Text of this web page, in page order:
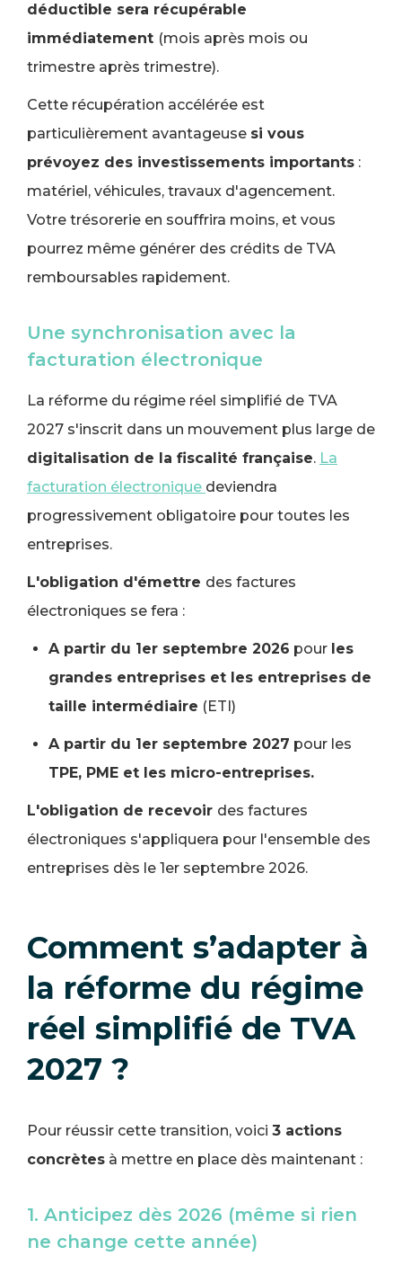
déductible sera récupérable
immédiatement (mois après mois ou
trimestre après trimestre).
Cette récupération accélérée est
particulièrement avantageuse si vous
prévoyez des investissements importants :
matériel, véhicules, travaux d'agencement.
Votre trésorerie en souffrira moins, et vous
pourrez même générer des crédits de TVA
remboursables rapidement.
Une synchronisation avec la
facturation électronique
La réforme du régime réel simplifié de TVA
2027 s'inscrit dans un mouvement plus large de
digitalisation de la fiscalité française. La
facturation électronique deviendra
progressivement obligatoire pour toutes les
entreprises.
L'obligation d'émettre des factures
électroniques se fera :
A partir du 1er septembre 2026 pour les
grandes entreprises et les entreprises de
taille intermédiaire (ETI)
A partir du 1er septembre 2027 pour les
TPE, PME et les micro-entreprises.
L'obligation de recevoir des factures
électroniques s'appliquera pour l'ensemble des
entreprises dès le 1er septembre 2026.
Comment s’adapter à
la réforme du régime
réel simplifié de TVA
2027 ?
Pour réussir cette transition, voici 3 actions
concrètes à mettre en place dès maintenant :
1. Anticipez dès 2026 (même si rien
ne change cette année)